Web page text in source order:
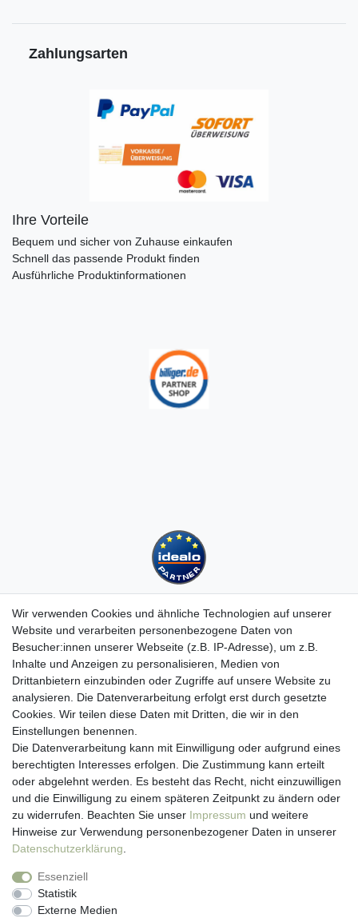
Zahlungsarten
Ihre Vorteile
Bequem und sicher von Zuhause einkaufen
Schnell das passende Produkt finden
Ausführliche Produktinformationen
Kundenservice
Hotline: 07452 - 847 162 0
Kontakt
Anmelden
Registrieren
Newsletter
Versand & Lieferung
Zahlungsarten
viasalutis
Mehr zu viasalutis
Beratungscenter Haut
News
Beliebte Produkte (Top 20)
Wir verwenden Cookies und ähnliche Technologien auf unserer
Website und verarbeiten personenbezogene Daten von
Besucher:innen unserer Webseite (z.B. IP-Adresse), um z.B.
Inhalte und Anzeigen zu personalisieren, Medien von
Drittanbietern einzubinden oder Zugriffe auf unsere Website zu
analysieren. Die Datenverarbeitung erfolgt erst durch gesetzte
Cookies. Wir teilen diese Daten mit Dritten, die wir in den
Einstellungen benennen.
Die Datenverarbeitung kann mit Einwilligung oder aufgrund eines
berechtigten Interesses erfolgen. Die Zustimmung kann erteilt
oder abgelehnt werden. Es besteht das Recht, nicht einzuwilligen
und die Einwilligung zu einem späteren Zeitpunkt zu ändern oder
zu widerrufen. Beachten Sie unser Impressum und weitere
Hinweise zur Verwendung personenbezogener Daten in unserer
Daten­schutz­erklärung
Essenziell
Statistik
Externe Medien